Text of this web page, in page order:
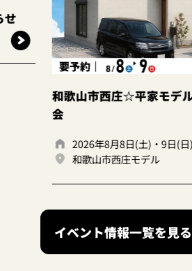
山市西庄☆平家モデルハウス見学
2026年8月8日(土)・9日(日)
和歌山市西庄モデル
イベント情報一覧を見る